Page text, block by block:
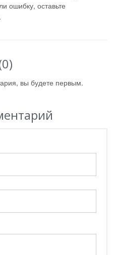
ошибку, оставьте
вы будете первым.